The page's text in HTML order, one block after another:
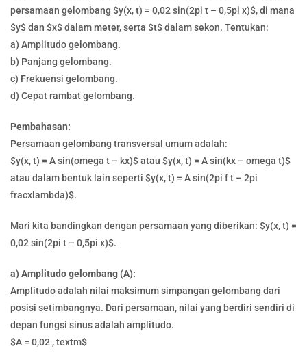
persamaan gelombang $y(x, t) = 0,02 sin(2pi t – 0,5pi x)$, di mana
$y$ dan $x$ dalam meter, serta $t$ dalam sekon. Tentukan:
a) Amplitudo gelombang.
b) Panjang gelombang.
c) Frekuensi gelombang.
d) Cepat rambat gelombang.
Pembahasan:
Persamaan gelombang transversal umum adalah:
$y(x, t) = A sin(omega t – kx)$ atau $y(x, t) = A sin(kx – omega t)$
atau dalam bentuk lain seperti $y(x, t) = A sin(2pi f t – 2pi
fracxlambda)$.
Mari kita bandingkan dengan persamaan yang diberikan: $y(x, t) =
0,02 sin(2pi t – 0,5pi x)$.
a) Amplitudo gelombang (A):
Amplitudo adalah nilai maksimum simpangan gelombang dari
posisi setimbangnya. Dari persamaan, nilai yang berdiri sendiri di
depan fungsi sinus adalah amplitudo.
$A = 0,02 , textm$